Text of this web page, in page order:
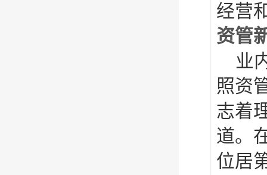
经营
资管
业
照资
志着
道。
位居